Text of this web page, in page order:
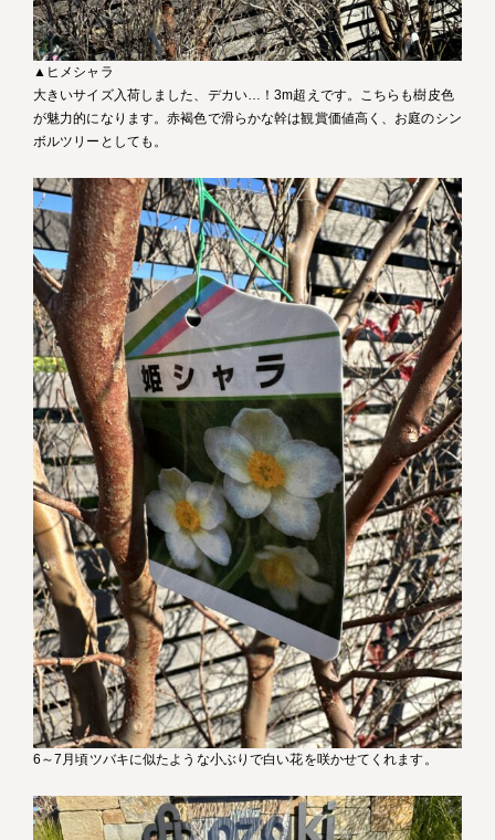
▲ヒメシャラ
大きいサイズ入荷しました、デカい…！3m超えです。こちらも樹皮色
が魅力的になります。赤褐色で滑らかな幹は観賞価値高く、お庭のシン
ボルツリーとしても。
6～7月頃ツバキに似たような小ぶりで白い花を咲かせてくれます。